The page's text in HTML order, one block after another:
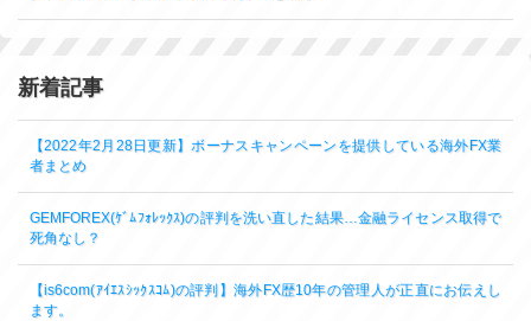
新着記事
【2022年2月28日更新】ボーナスキャンペーンを提供している海外FX業
者まとめ
GEMFOREX(ｹﾞﾑﾌｫﾚｯｸｽ)の評判を洗い直した結果…金融ライセンス取得で
死角なし？
【is6com(ｱｲｴｽｼｯｸｽｺﾑ)の評判】海外FX歴10年の管理人が正直にお伝えし
ます。